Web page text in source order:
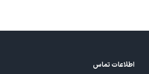
اطلاعات تماس